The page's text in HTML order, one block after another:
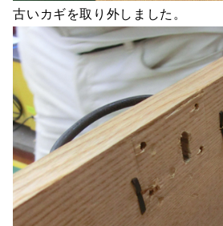
古いカギを取り外しました。